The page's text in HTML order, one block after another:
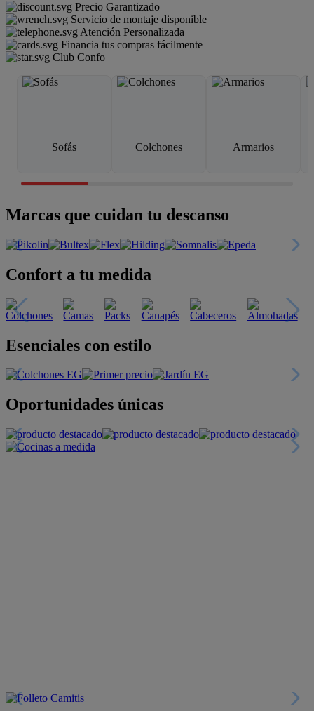
Precio Garantizado
Servicio de montaje disponible
Atención Personalizada
Financia tus compras fácilmente
Club Confo
Sofás Colchones Armarios
Marcas que cuidan tu descanso
Confort a tu medida
Esenciales con estilo
Oportunidades únicas